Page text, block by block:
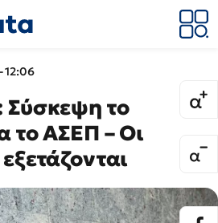
12:06
το
το ΑΣΕΠ – Οι